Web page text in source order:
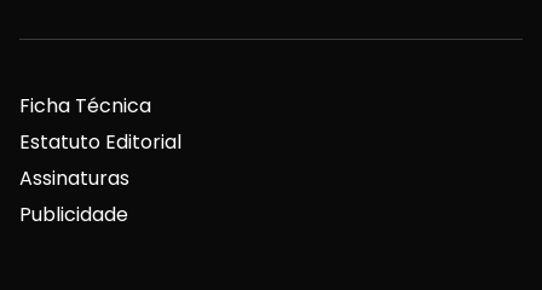
Ficha Técnica
Estatuto Editorial
Assinaturas
Publicidade